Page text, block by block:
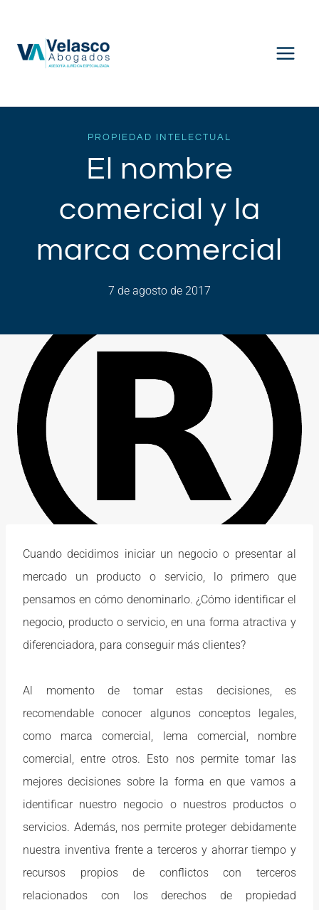
contenido
PROPIEDAD INTELECTUAL
El nombre
comercial y la
marca comercial
7 de agosto de 2017
Cuando decidimos iniciar un negocio o presentar al
mercado un producto o servicio, lo primero que
pensamos en cómo denominarlo. ¿Cómo identificar el
negocio, producto o servicio, en una forma atractiva y
diferenciadora, para conseguir más clientes?
Al momento de tomar estas decisiones, es
recomendable conocer algunos conceptos legales,
como marca comercial, lema comercial, nombre
comercial, entre otros. Esto nos permite tomar las
mejores decisiones sobre la forma en que vamos a
identificar nuestro negocio o nuestros productos o
servicios. Además, nos permite proteger debidamente
nuestra inventiva frente a terceros y ahorrar tiempo y
recursos propios de conflictos con terceros
relacionados con los derechos de propiedad